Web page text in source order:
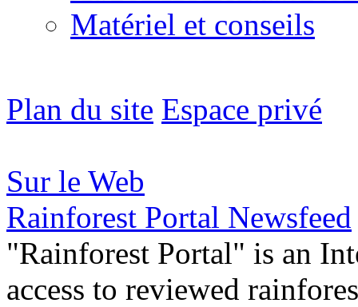
Matériel et conseils
Plan du site Espace privé
Sur le Web
Rainforest Portal Newsfeed
"Rainforest Portal" is an
access to reviewed